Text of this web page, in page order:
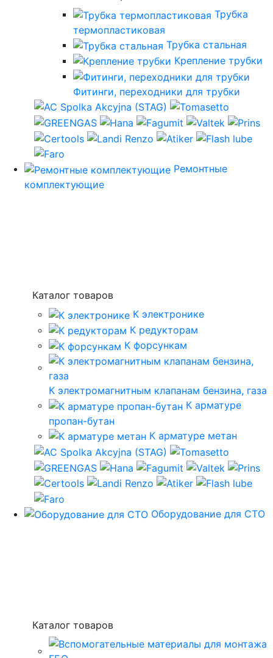
Трубка
термопластиковая
Трубка стальная
Крепление трубки
Фитинги, переходники для трубки
Ремонтные
комплектующие
Каталог товаров
К электронике
К редукторам
К форсункам
К электромагнитным клапанам бензина, газа
К арматуре
пропан-бутан
К арматуре метан
Оборудование для СТО
Каталог товаров